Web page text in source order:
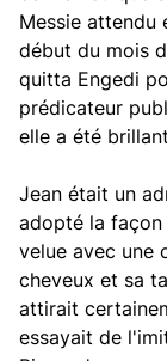
Messie attendu
début du mois
quitta Engedi
prédicateur
elle a été
Jean était un
adopté la façon
velue avec une
cheveux et sa
attirait
essayait de